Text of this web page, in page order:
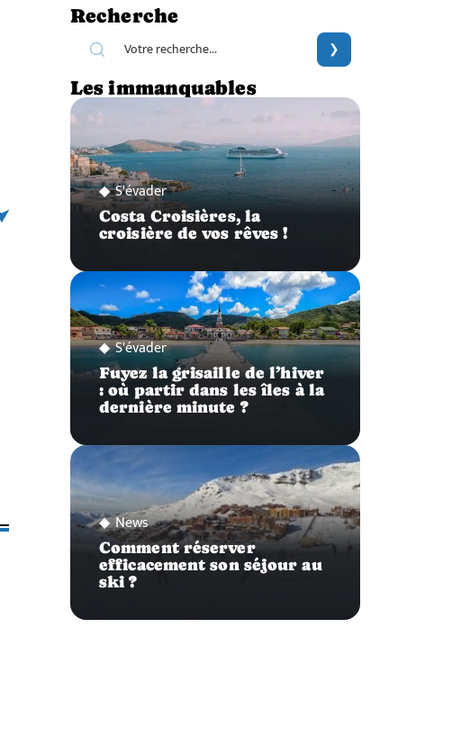
Recherche
Les immanquables
S'évader
Costa Croisières, la
croisière de vos rêves !
S'évader
Fuyez la grisaille de l’hiver
: où partir dans les îles à la
dernière minute ?
News
Comment réserver
efficacement son séjour au
ski ?